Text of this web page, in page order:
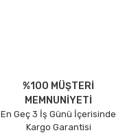
%100 MÜŞTERİ
MEMNUNİYETİ
En Geç 3 İş Günü İçerisinde
Kargo Garantisi